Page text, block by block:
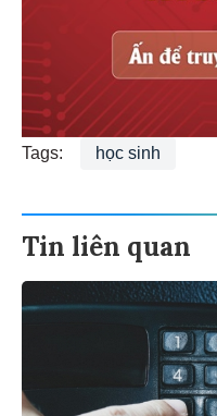
Tags: học sinh
Tin liên quan